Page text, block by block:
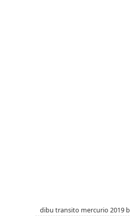
dibu transito mercurio 2019 b